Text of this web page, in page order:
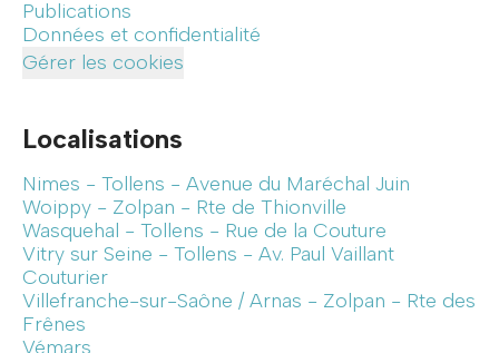
Publications
Données et confidentialité
Gérer les cookies
Localisations
Nimes - Tollens - Avenue du Maréchal Juin
Woippy - Zolpan - Rte de Thionville
Wasquehal - Tollens - Rue de la Couture
Vitry sur Seine - Tollens - Av. Paul Vaillant
Couturier
Villefranche-sur-Saône / Arnas - Zolpan - Rte des
Frênes
Vémars